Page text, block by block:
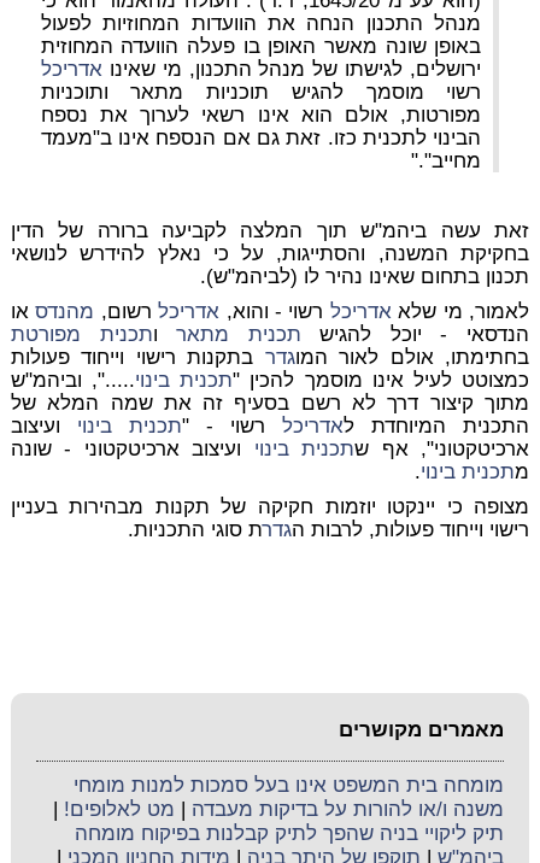
מנהל התכנון הנחה את הוועדות המחוזיות לפעול
באופן שונה מאשר האופן בו פעלה הוועדה המחוזית
ירושלים, לגישתו של מנהל התכנון, מי שאינו אדריכל
רשוי מוסמך להגיש תוכניות מתאר ותוכניות
מפורטות, אולם הוא אינו רשאי לערוך את נספח
הבינוי לתכנית כזו. זאת גם אם הנספח אינו ב"מעמד
מחייב"."
זאת עשה ביהמ"ש תוך המלצה לקביעה ברורה של הדין
בחקיקת המשנה, והסתייגות, על כי נאלץ להידרש לנושאי
תכנון בתחום שאינו נהיר לו (לביהמ"ש).
לאמור, מי שלא אדריכל רשוי - והוא, אדריכלרשום, מהנדסאו
הנדסאי - יוכל להגיש תכנית מתארותכנית מפורטת
בחתימתו, אולם לאור המוגדר בתקנות רישוי וייחוד פעולות
כמצוטט לעיל אינו מוסמך להכין "תכנית בינוי.....", וביהמ"ש
מתוך קיצור דרך לא רשם בסעיף זה את שמה המלא של
התכנית המיוחדת לאדריכלרשוי - "תכנית בינוי ועיצוב
ארכיטקטוני", אף שתכנית בינוי ועיצוב ארכיטקטוני - שונה
מתכנית בינוי.
מצופה כי יינקטו יוזמות חקיקה של תקנות מבהירות בעניין
רישוי וייחוד פעולות, לרבות הגדרת סוגי התכניות.
מאמרים מקושרים
מומחה בית המשפט אינו בעל סמכות למנות מומחי
משנה ו/או להורות על בדיקות מעבדה
מט לאלופים!
תיק ליקויי בניה שהפך לתיק קבלנות בפיקוח מומחה
ביהמ"ש
תוקפו של היתר בניה מידות החניון המכני